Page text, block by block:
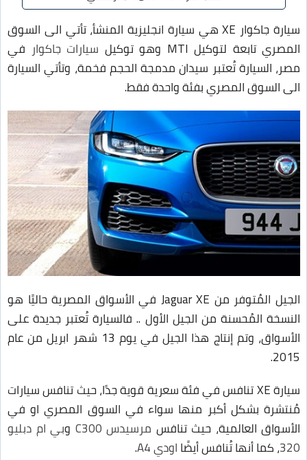
سيارة جاكوار XE هي سيارة انجليزية المنشأ، تأتي الى السوق
المصري تابعة لتوكيل MTI وهو توكيل
سيارات جاكوار في
مصر، السيارة تُعتبر سيدان مدمجة الحجم فخمة، وتأتي السيارة
الى السوق المصري بفئة واحدة فقط.
الجيل المُتوفر من Jaguar XE في الأسواق المصرية حاليًا هو
النسخة المُحسنة من الجيل الأول .. فالسيارة تُعتبر جديدة على
الأسواق، وتم إنتاج هذا الجيل في يوم 13 شهر ابريل من عام
2015.
سيارة XE تنافس في فئة سعرية قوية جدًا، حيث تنافس سيارات
مُنتشرة بشكل أكبر منها سواء في السوق المصري او في
الأسواق العالمية، حيث تنافس مرسيدس C300 وبي ام دبليو
320، كما أنها تُنافس أيضًااودي A4 .